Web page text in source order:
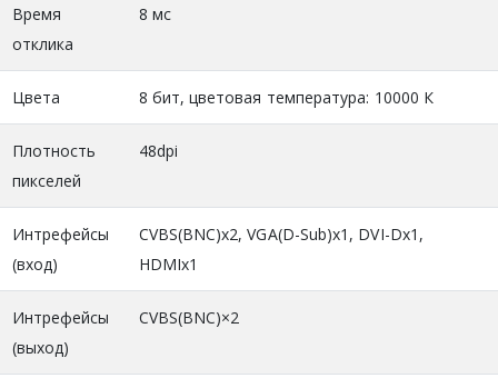
Время
отклика
8 мс
Цвета 8 бит, цветовая температура: 10000 К
Плотность
пикселей
48dpi
Интрефейсы
(вход)
CVBS(BNC)х2, VGA(D-Sub)х1, DVI-Dх1,
HDMIх1
Интрефейсы
(выход)
CVBS(BNC)×2